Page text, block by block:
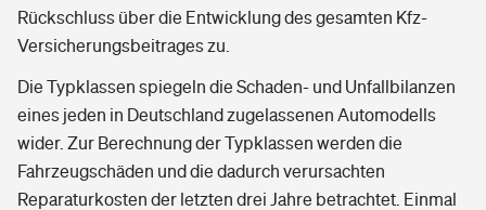
Rückschluss über die Entwicklung des gesamten Kfz-
Versicherungsbeitrages zu.
Die Typklassen spiegeln die Schaden- und Unfallbilanzen
eines jeden in Deutschland zugelassenen Automodells
wider. Zur Berechnung der Typklassen werden die
Fahrzeugschäden und die dadurch verursachten
Reparaturkosten der letzten drei Jahre betrachtet. Einmal